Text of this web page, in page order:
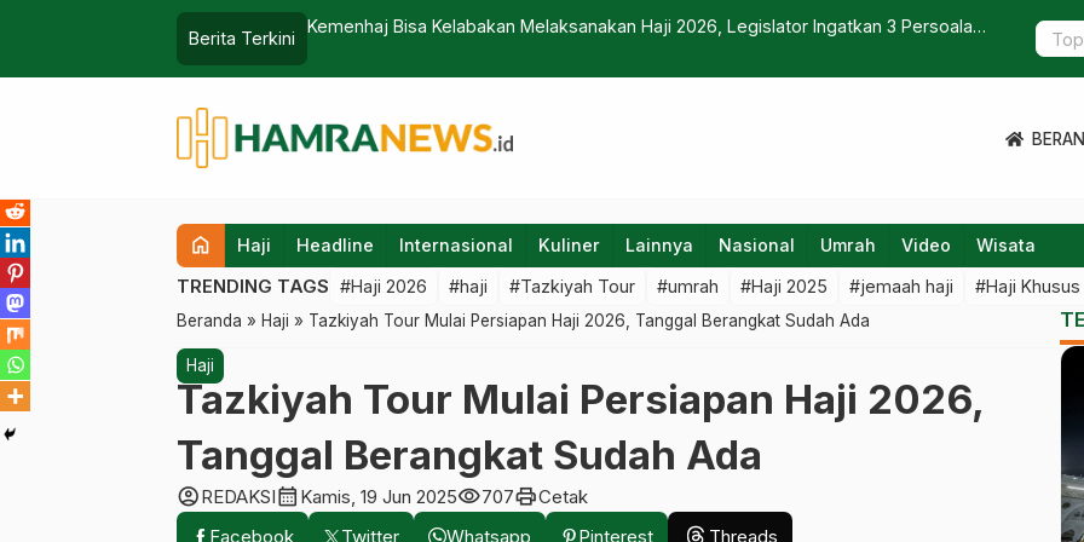
Berita Terkini
Kemenhaj Bisa Kelabakan Melaksanakan Haji 2026, Legislator Ingatkan 3 Persoalan
Warga di
Pakai
home Haji Headline Internasional Kuliner Lainnya Nasional Umrah Video Wisata
TRENDING TAGS #Haji 2026 #haji #Tazkiyah Tour #umrah #Haji 2025 #jemaah haji #Haji Khusus
Beranda » Haji » Tazkiyah Tour Mulai Persiapan Haji 2026, Tanggal Berangkat Sudah Ada
Haji
Tazkiyah Tour Mulai Persiapan Haji 2026,
Tanggal Berangkat Sudah Ada
account_circleREDAKSIcalendar_month Kamis, 19 Jun 2025visibility707printCetak
Facebook
Twitter Whatsapp Pinterest Threads